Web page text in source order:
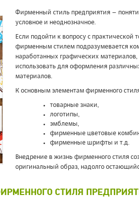
Фирменный стиль предприятия –
условное и неоднозначное.
Если подойти к вопросу с практической
фирменным стилем подразумевается
наработанных графических
использовать для оформления
материалов.
К основным элементам фирменного
товарные знаки,
логотипы,
эмблемы,
фирменные цветовые
фирменные шрифты и т.д.
Внедрение в жизнь фирменного стиля
оригинальный образ, надолго
СТИЛЯ